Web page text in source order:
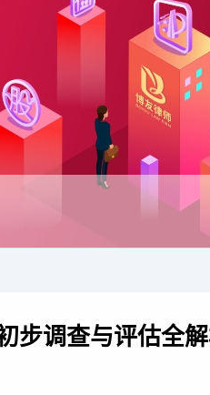
步调查与评估